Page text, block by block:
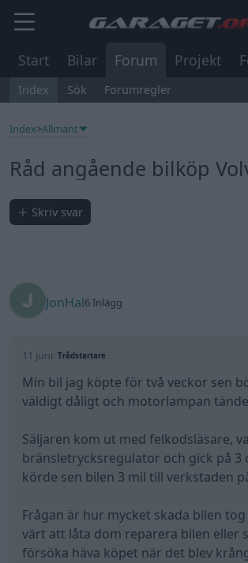
Start Bilar Forum Projekt
Index Sök Forumregler
Index>Allmänt
Råd angående bilköp
Skriv svar
JonHal6 Inlägg
11 juni Trådstartare
Min bil jag köpte för två veckor sen
väldigt dåligt och motorlampan
Säljaren kom ut med felkodsläsare,
bränsletrycksregulator och gick på 3
körde sen bilen 3 mil till verkstaden
Frågan är hur mycket skada bilen
värt att låta dom reparera bilen eller
försöka häva köpet när det blev